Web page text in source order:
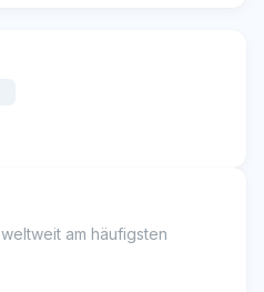
am häufigsten